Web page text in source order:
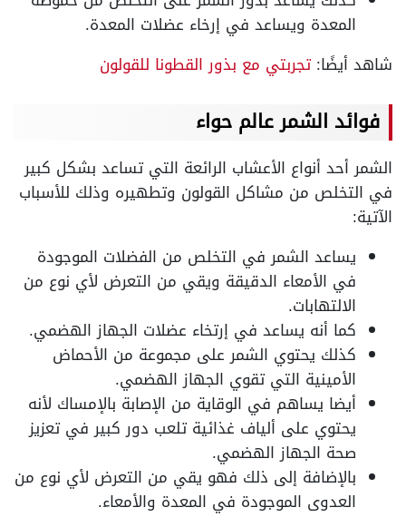
المعدة ويساعد في إرخاء عضلات المعدة.
شاهد أيضًا:تجربتي مع بذور القطونا للقولون
فوائد الشمر عالم حواء
الشمر أحد أنواع الأعشاب الرائعة التي تساعد بشكل كبير
في التخلص من مشاكل القولون وتطهيره وذلك للأسباب
الآتية:
يساعد الشمر في التخلص من الفضلات الموجودة
في الأمعاء الدقيقة ويقي من التعرض لأي نوع من
الالتهابات.
كما أنه يساعد في إرتخاء عضلات الجهاز الهضمي.
كذلك يحتوي الشمر على مجموعة من الأحماض
الأمينية التي تقوي الجهاز الهضمي.
أيضا يساهم في الوقاية من الإصابة بالإمساك لأنه
يحتوي على ألياف غذائية تلعب دور كبير في تعزيز
صحة الجهاز الهضمي.
بالإضافة إلى ذلك فهو يقي من التعرض لأي نوع من
العدوى الموجودة في المعدة والأمعاء.